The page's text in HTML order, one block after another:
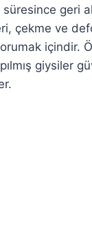
geri
çekme ve
içindir.
giysiler